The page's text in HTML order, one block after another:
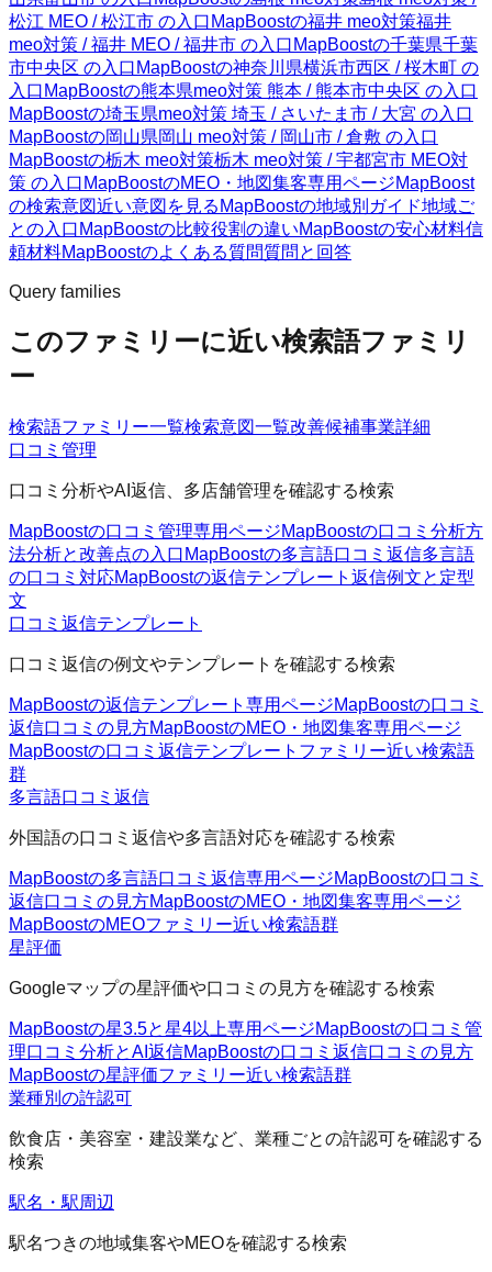
松江 MEO / 松江市 の入口 MapBoostの福井 meo対策福井
meo対策 / 福井 MEO / 福井市 の入口 MapBoostの千葉県千葉
市中央区 の入口 MapBoostの神奈川県横浜市西区 / 桜木町 の
入口 MapBoostの熊本県meo対策 熊本 / 熊本市中央区 の入口
MapBoostの埼玉県meo対策 埼玉 / さいたま市 / 大宮 の入口
MapBoostの岡山県岡山 meo対策 / 岡山市 / 倉敷 の入口
MapBoostの栃木 meo対策栃木 meo対策 / 宇都宮市 MEO対
策 の入口 MapBoostのMEO・地図集客専用ページMapBoost
の検索意図近い意図を見る MapBoostの地域別ガイド地域ご
との入口 MapBoostの比較役割の違いMapBoostの安心材料信
頼材料MapBoostのよくある質問質問と回答
Query families
このファミリーに近い検索語ファミリ
ー
検索語ファミリー一覧検索意図一覧改善候補事業詳細
口コミ管理
口コミ分析やAI返信、多店舗管理を確認する検索
MapBoostの口コミ管理専用ページMapBoostの口コミ分析方
法分析と改善点の入口 MapBoostの多言語口コミ返信多言語
の口コミ対応MapBoostの返信テンプレート 返信例文と定型
文
口コミ返信テンプレート
口コミ返信の例文やテンプレートを確認する検索
MapBoostの返信テンプレート 専用ページMapBoostの口コミ
返信口コミの見方MapBoostのMEO・地図集客専用ページ
MapBoostの口コミ返信テンプレートファミリー近い検索語
群
多言語口コミ返信
外国語の口コミ返信や多言語対応を確認する検索
MapBoostの多言語口コミ返信専用ページMapBoostの口コミ
返信口コミの見方MapBoostのMEO・地図集客専用ページ
MapBoostのMEOファミリー近い検索語群
星評価
Googleマップの星評価や口コミの見方を確認する検索
MapBoostの星3.5と星4以上専用ページMapBoostの口コミ管
理口コミ分析とAI返信MapBoostの口コミ返信口コミの見方
MapBoostの星評価ファミリー近い検索語群
業種別の許認可
飲食店・美容室・建設業など、業種ごとの許認可を確認する
検索
駅名・駅周辺
駅名つきの地域集客やMEOを確認する検索